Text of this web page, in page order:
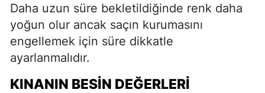
Daha uzun süre bekletildiğinde renk daha
yoğun olur ancak saçın kurumasını
engellemek için süre dikkatle
ayarlanmalıdır.
KINANIN BESIN DEĞERLERI